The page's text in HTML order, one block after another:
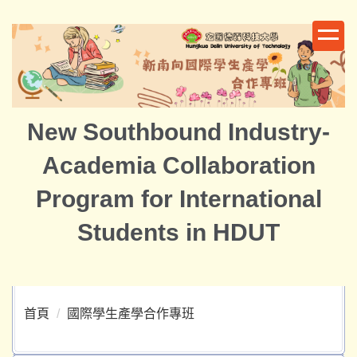
到
要
內
容
New Southbound Industry-
Academia Collaboration
Program for International
Students in HDUT
首頁 國際學生產學合作專班